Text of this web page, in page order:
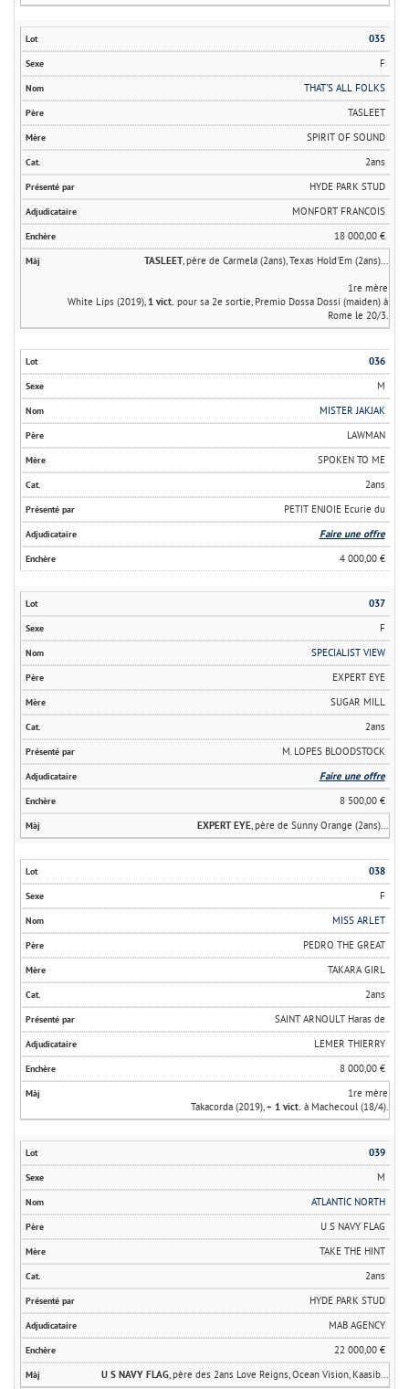
035
F
THAT'S ALL FOLKS
TASLEET
SPIRIT OF SOUND
2ans
HYDE PARK STUD
MONFORT FRANCOIS
18 000,00 €
TASLEET, père de Carmela (2ans), Texas Hold'Em (2ans)...
1re mère
White Lips (2019), 1 vict. pour sa 2e sortie, Premio Dossa Dossi (maiden) à
Rome le 20/3.
036
M
MISTER JAKJAK
LAWMAN
SPOKEN TO ME
2ans
PETIT ENJOIE Ecurie du
Faire une offre
4 000,00 €
037
F
SPECIALIST VIEW
EXPERT EYE
SUGAR MILL
2ans
M. LOPES BLOODSTOCK
Faire une offre
8 500,00 €
EXPERT EYE , père de Sunny Orange (2ans)...
038
F
MISS ARLET
PEDRO THE GREAT
TAKARA GIRL
2ans
SAINT ARNOULT Haras de
LEMER THIERRY
8 000,00 €
1re mère
Takacorda (2019), + 1 vict. à Machecoul (18/4).
039
M
ATLANTIC NORTH
U S NAVY FLAG
TAKE THE HINT
2ans
HYDE PARK STUD
MAB AGENCY
22 000,00 €
U S NAVY FLAG , père des 2ans Love Reigns, Ocean Vision, Kaasib...